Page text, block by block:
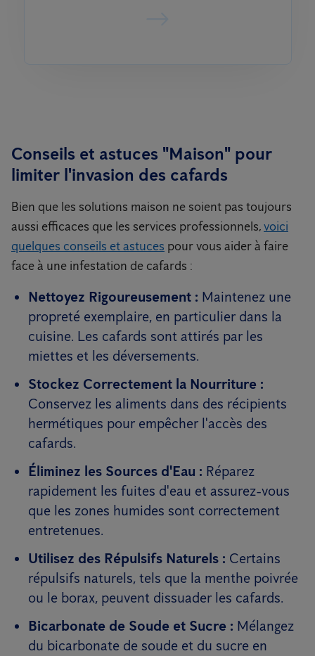
Conseils et astuces "Maison" pour
limiter l'invasion des cafards
Bien que les solutions maison ne soient pas toujours
aussi efficaces que les services professionnels,voici
quelques conseils et astuces pour vous aider à faire
face à une infestation de cafards :
Nettoyez Rigoureusement : Maintenez une
propreté exemplaire, en particulier dans la
cuisine. Les cafards sont attirés par les
miettes et les déversements.
Stockez Correctement la Nourriture :
Conservez les aliments dans des récipients
hermétiques pour empêcher l'accès des
cafards.
Éliminez les Sources d'Eau : Réparez
rapidement les fuites d'eau et assurez-vous
que les zones humides sont correctement
entretenues.
Utilisez des Répulsifs Naturels : Certains
répulsifs naturels, tels que la menthe poivrée
ou le borax, peuvent dissuader les cafards.
Bicarbonate de Soude et Sucre : Mélangez
du bicarbonate de soude et du sucre en